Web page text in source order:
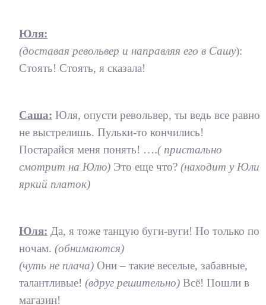
Юля:
(доставая револьвер и направляя его в Сашу):
Стоять! Стоять, я сказала!
Саша: Юля, опусти револьвер, ты ведь все равно
не выстрелишь. Пульки-то кончились!
Постарайся меня понять! ….( пристально
смотрит на Юлю) Это еще что? (находит у Юли
яркий платок)
Юля: Да, я тоже танцую буги-вуги! Но только по
ночам. (обнимаются)
(чуть не плача) Они – такие веселые, забавные,
талантливые! (вдруг решительно) Всё! Пошли в
магазин!